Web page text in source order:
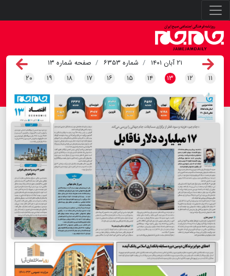
۲۱ آبان ۱۴۰۱ شماره ۶۳۵۳
صفحه شماره ۱۳
۱۱ ۱۲ ۱۳ ۱۴ ۱۵ ۱۶ ۱۷ ۱۸ ۱۹ ۲۰